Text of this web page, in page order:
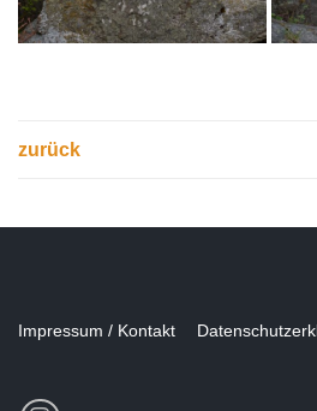
zurück
Impressum / Kontakt